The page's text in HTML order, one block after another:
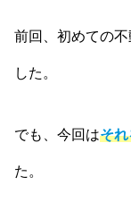
前回、初めての
した。
でも、今回はそ
た。